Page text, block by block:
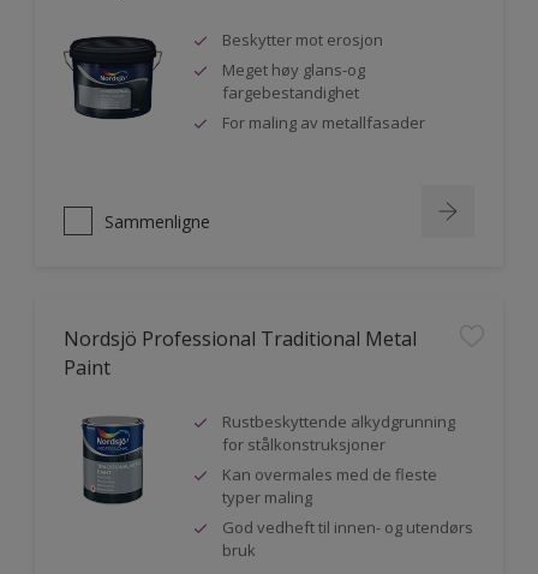
Beskytter mot erosjon
Meget høy glans-og
fargebestandighet
For maling av metallfasader
Sammenligne
Nordsjö Professional Traditional Metal
Paint
Rustbeskyttende alkydgrunning
for stålkonstruksjoner
Kan overmales med de fleste
typer maling
God vedheft til innen- og utendørs
bruk